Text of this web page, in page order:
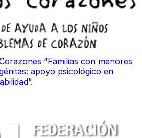
“Familias con menores
apoyo psicológico en